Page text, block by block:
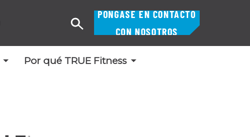
Por qué TRUE Fitness
PÓNGASE EN CONTACTO
CON NOSOTROS
Buscar